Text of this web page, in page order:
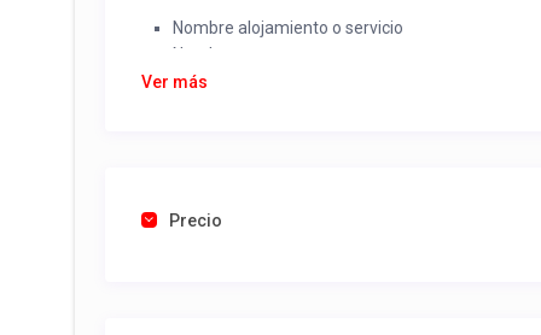
Nombre alojamiento o servicio
Nombre
Rut
Una vez recibido procederemos a activar su aviso
Ver más
Precio